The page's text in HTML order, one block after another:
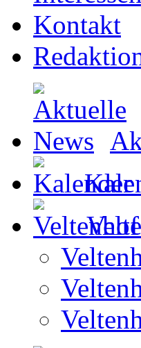
Kontakt